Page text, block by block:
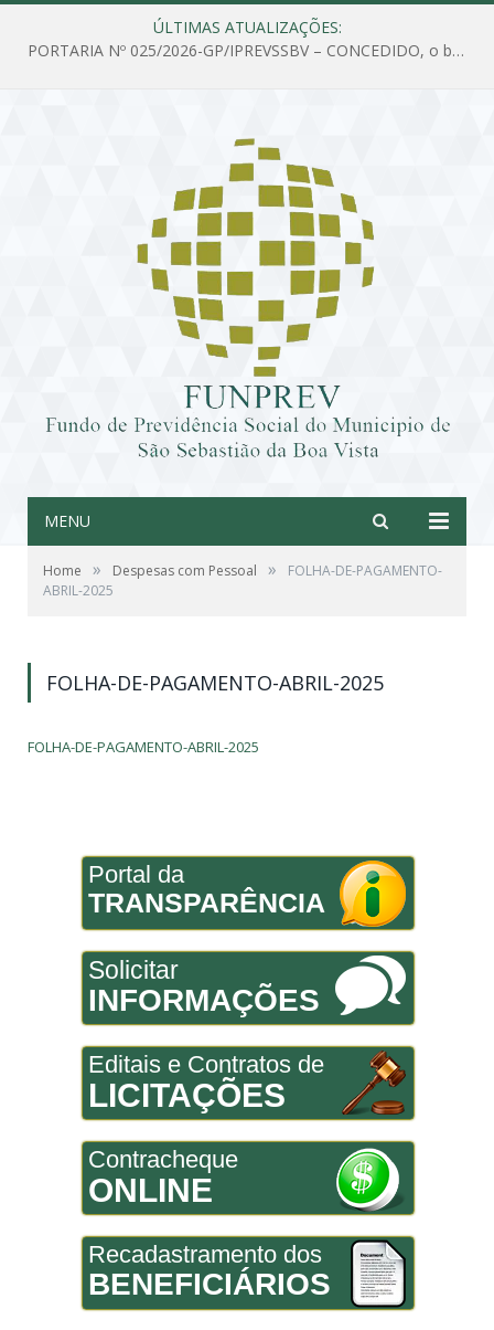
ÚLTIMAS ATUALIZAÇÕES:
PORTARIA Nº 025/2026-GP/IPREVSSBV – CONCEDIDO, o benefício de PENSÃO a MARIA ESTELA DOS SANTOS SOUZA
MENU
Home » Despesas com Pessoal »
FOLHA-DE-PAGAMENTO-
ABRIL-2025
FOLHA-DE-PAGAMENTO-ABRIL-2025
FOLHA-DE-PAGAMENTO-ABRIL-2025
Portal da
TRANSPARÊNCIA
Solicitar
INFORMAÇÕES
Editais e Contratos de
LICITAÇÕES
Contracheque
ONLINE
Recadastramento dos
BENEFICIÁRIOS